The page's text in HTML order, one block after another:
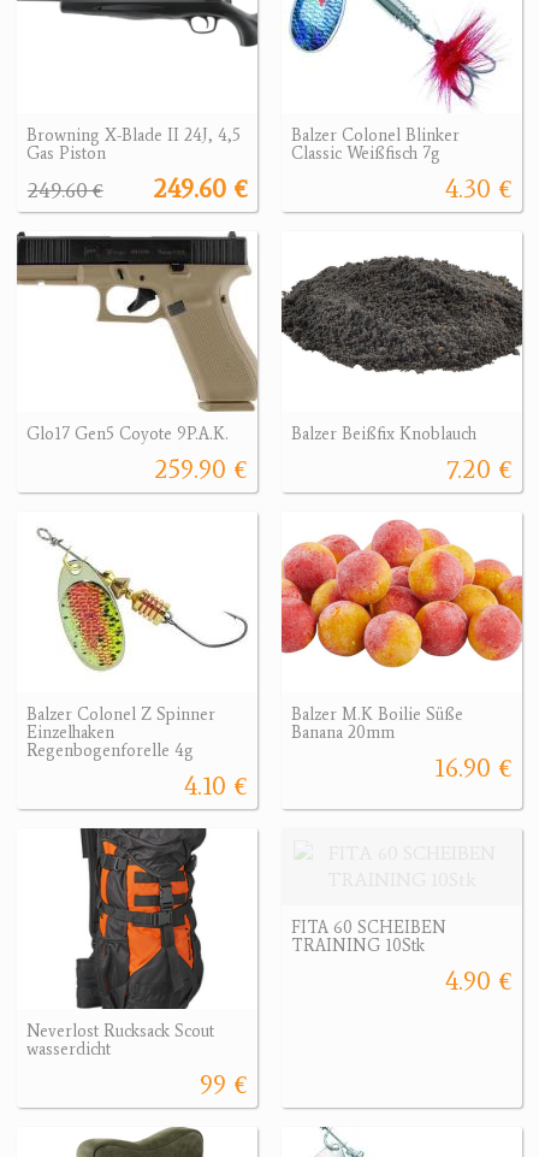
Browning X-Blade II 24J, 4,5
Gas Piston
249.60 €
249.60 €
Balzer Colonel Blinker
Classic Weißfisch 7g
4.30 €
Glo17 Gen5 Coyote 9P.A.K.
259.90 €
Balzer Beißfix Knoblauch
7.20 €
Balzer Colonel Z Spinner
Einzelhaken
Regenbogenforelle 4g
4.10 €
Balzer M.K Boilie Süße
Banana 20mm
16.90 €
Neverlost Rucksack Scout
wasserdicht
99 €
FITA 60 SCHEIBEN
TRAINING 10Stk
4.90 €